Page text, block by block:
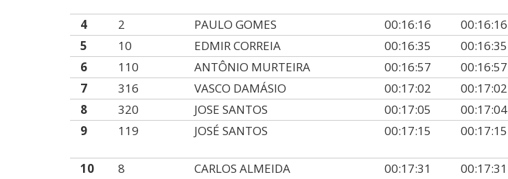
4 2 PAULO GOMES 00:16:16 00:16:16
5
10 EDMIR CORREIA 00:16:35 00:16:35
6
110 ANTÔNIO MURTEIRA 00:16:57 00:16:57
7
316 VASCO DAMÁSIO 00:17:02 00:17:02
8
320 JOSE SANTOS 00:17:05 00:17:04
9
119 JOSÉ SANTOS 00:17:15 00:17:15
10 8 CARLOS ALMEIDA 00:17:31 00:17:31